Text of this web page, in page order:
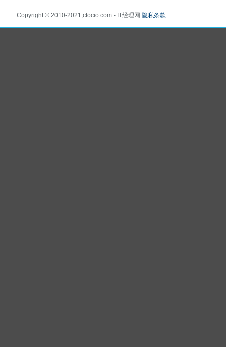
Copyright © 2010-2021,ctocio.com - IT经理网 隐私条款